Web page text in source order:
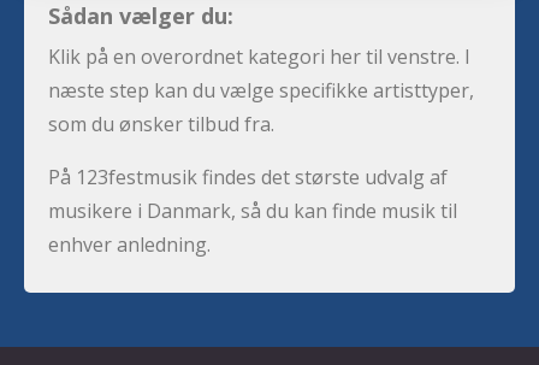
Sådan vælger du:
Klik på en overordnet kategori her til venstre. I
næste step kan du vælge specifikke artisttyper,
som du ønsker tilbud fra.
På 123festmusik findes det største udvalg af
musikere i Danmark, så du kan finde musik til
enhver anledning.